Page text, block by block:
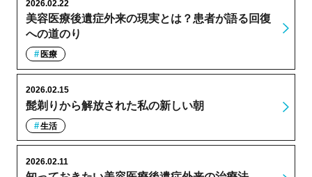
美容医療後遺症外来の現実とは？患者が語る回復
への道のり
2026.02.22
医療
髭剃りから解放された私の新しい朝
2026.02.15
生活
2026.02.11